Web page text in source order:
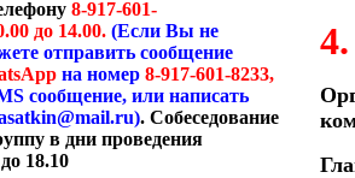
8-917-601-
до 14.00. (Если Вы не
отправить сообщение
на номер 8-917-601-8233,
сообщение, или написать
@mail.ru). Собеседование
в дни проведения
18.10